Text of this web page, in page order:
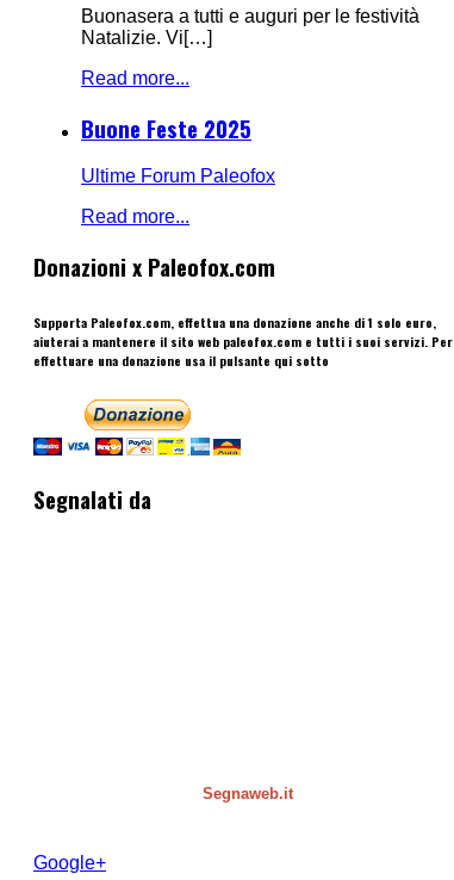
Buonasera a tutti e auguri per le festività
Natalizie. Vi[…]
Read more...
Buone Feste 2025
Ultime Forum Paleofox
Read more...
Donazioni x Paleofox.com
Supporta Paleofox.com, effettua una donazione anche di 1 solo euro,
aiuterai a mantenere il sito web paleofox.com e tutti i suoi servizi. Per
effettuare una donazione usa il pulsante qui sotto
Segnalati da
Segnaweb.it
Google+